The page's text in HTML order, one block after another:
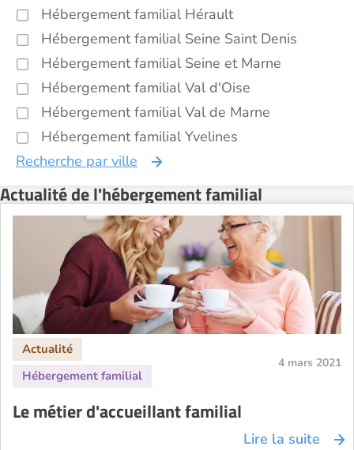
Hébergement familial Hérault
Hébergement familial Seine Saint Denis
Hébergement familial Seine et Marne
Hébergement familial Val d'Oise
Hébergement familial Val de Marne
Hébergement familial Yvelines
Recherche par ville
Actualité de l'hébergement familial
4 mars 2021
Le métier d'accueillant familial
Lire la suite